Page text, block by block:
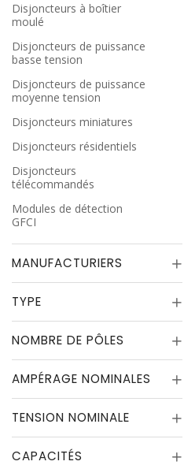
Disjoncteurs à boîtier
moulé
Disjoncteurs de puissance
basse tension
Disjoncteurs de puissance
moyenne tension
Disjoncteurs miniatures
Disjoncteurs résidentiels
Disjoncteurs
télécommandés
Modules de détection
GFCI
MANUFACTURIERS
TYPE
NOMBRE DE PÔLES
AMPÉRAGE NOMINALES
TENSION NOMINALE
CAPACITÉS